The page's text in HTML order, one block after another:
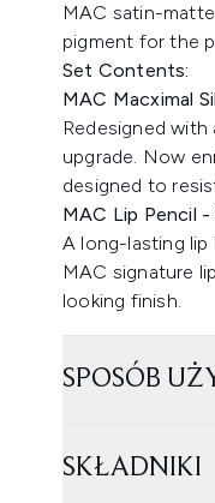
MAC satin-
pigment for the
Set Contents:
MAC Macximal
Redesigned
upgrade. Now
designed to
MAC Lip Pencil -
A long-lasting lip
MAC signature
looking finish.
SPOSÓB
SKŁADNIKI